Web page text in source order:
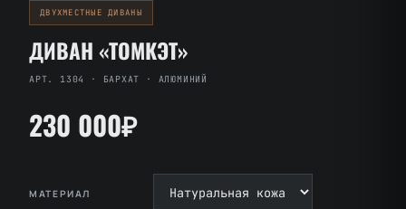
ДВУХМЕСТНЫЕ ДИВАНЫ
ДИВАН «ТОМКЭТ»
АРТ. 1304 · БАРХАТ · АЛЮМИНИЙ
230 000₽
МАТЕРИАЛ